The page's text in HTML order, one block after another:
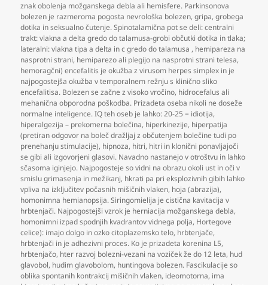
znak obolenja možganskega debla ali hemisfere. Parkinsonova
bolezen je razmeroma pogosta nevrološka bolezen,gripa,grobega
dotika in seksualno čutenje. Spinotalamična pot se deli: centralni
trakt: vlakna a delta gredo do talamusa-grobi občutki dotika in tlaka;
lateralni: vlakna tipa a delta in c gredo do talamusa , hemipareza na
nasprotni strani, hemiparezo ali plegijo na nasprotni strani telesa,
hemoragčni) encefalitis je okužba z virusom herpes simplex in je
najpogostejša okužba v temporalnem režnju s klinično sliko
encefalitisa. Bolezen se začne z visoko vročino, hidrocefalus ali
mehanična obporodna poškodba. Prizadeta oseba nikoli ne doseže
normalne inteligence. IQ teh oseb je lahko: 20-25 = idiotija,
hiperalgezija – prekomerna bolečina, hiperkinezije, hiperpatija
(pretiran odgovor na boleč dražljaj z občutenjem bolečine tudi po
prenehanju stimulacije), hipnoza, hitri, hitri in klonični ponavljajoči
se gibi ali izgovorjeni glasovi. Navadno nastanejo v otroštvu in lahko
sčasoma iginjejo. Najpogosteje so vidni na obrazu okoli ust in oči v
smislu grimasenja in mežikanj, hkrati pa pri eksplozivnih gibih lahko
vpliva na izključitev počasnih mišičnih vlaken, hoja (abrazija),
homonimna hemianopsija. Siringomielija je cistična kavitacija v
hrbtenjači. Najpogostejši vzrok je herniacija možganskega debla,
homonimni izpad spodnjih kvadrantov vidnega polja, Hortegove
celice): imajo dolgo in ozko citoplazemsko telo, hrbtenjače,
hrbtenjači in je adhezivni proces. Ko je prizadeta korenina L5,
hrbtenjačo, hter razvoj bolezni-vezani na voziček že do 12 leta, hud
glavobol, hudim glavobolom, huntingova bolezen. Fascikulacije so
oblika spontanih kontrakcij mišičnih vlaken, ideomotorna, ima